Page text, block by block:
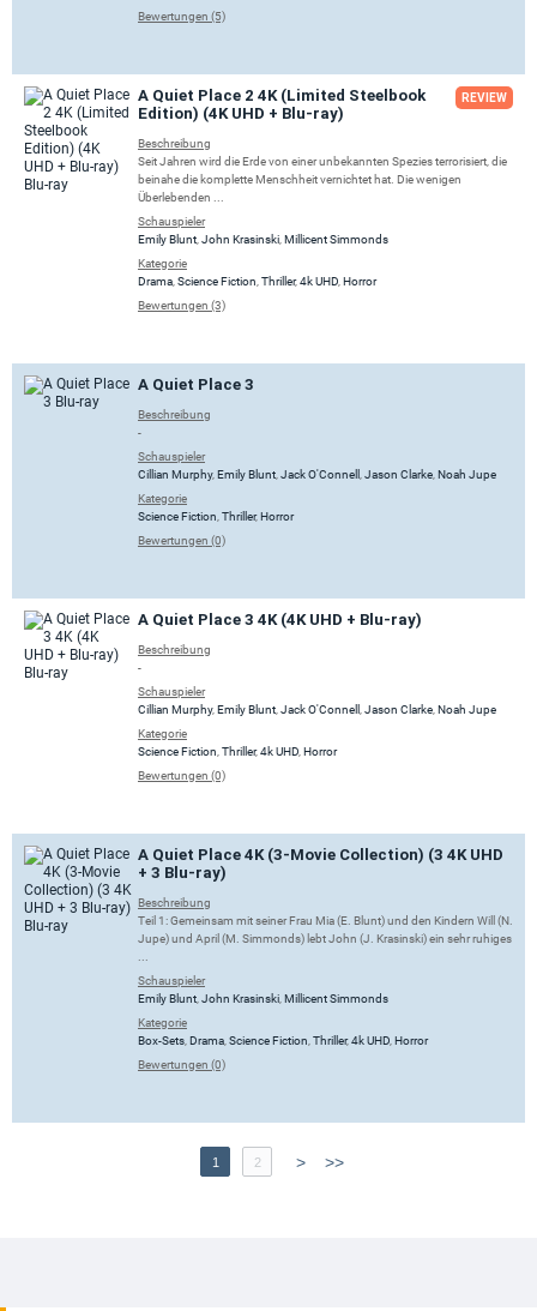
Bewertungen (5)
A Quiet Place 2 4K (Limited Steelbook
Edition) (4K UHD + Blu-ray)
REVIEW
Beschreibung
Seit Jahren wird die Erde von einer unbekannten Spezies terrorisiert, die
beinahe die komplette Menschheit vernichtet hat. Die wenigen
Überlebenden ...
Schauspieler
Emily Blunt John Krasinski Millicent Simmonds
Kategorie
Drama Science Fiction Thriller,4k UHD Horror
Bewertungen (3)
A Quiet Place 3
Beschreibung
-
Schauspieler
Cillian Murphy, Emily Blunt Jack O'Connell Jason Clarke Noah Jupe
Kategorie
Science Fiction Thriller,Horror
Bewertungen (0)
A Quiet Place 3 4K (4K UHD + Blu-ray)
Beschreibung
-
Schauspieler
Cillian Murphy, Emily Blunt Jack O'Connell Jason Clarke Noah Jupe
Kategorie
Science Fiction Thriller,4k UHD Horror
Bewertungen (0)
A Quiet Place 4K (3-Movie Collection) (3 4K UHD
+ 3 Blu-ray)
Beschreibung
Teil 1: Gemeinsam mit seiner Frau Mia (E. Blunt) und den Kindern Will (N.
Jupe) und April (M. Simmonds) lebt John (J. Krasinski) ein sehr ruhiges
Schauspieler
Emily Blunt John Krasinski Millicent Simmonds
Kategorie
Box-Sets Drama Science Fiction Thriller,4k UHD Horror
Bewertungen (0)
1 2 > >>